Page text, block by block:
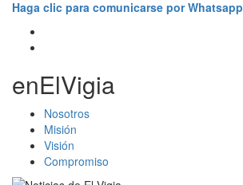
Haga clic para comunicarse por Whatsapp
enElVigia
Nosotros
Misión
Visión
Compromiso